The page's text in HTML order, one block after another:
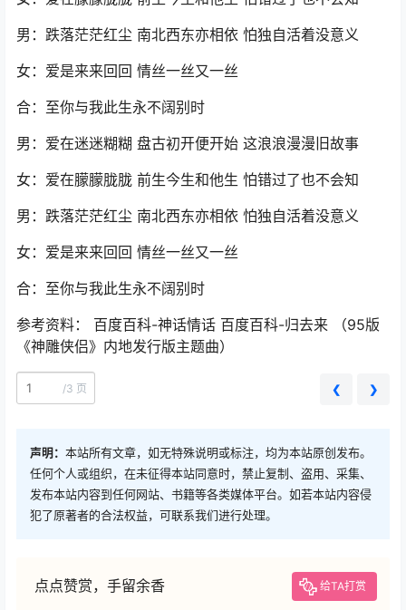
男：跌落茫茫红尘 南北西东亦相依 怕独自活着没意义
女：爱是来来回回 情丝一丝又一丝
合：至你与我此生永不阔别时
男：爱在迷迷糊糊 盘古初开便开始 这浪浪漫漫旧故事
女：爱在朦朦胧胧 前生今生和他生 怕错过了也不会知
男：跌落茫茫红尘 南北西东亦相依 怕独自活着没意义
女：爱是来来回回 情丝一丝又一丝
合：至你与我此生永不阔别时
参考资料： 百度百科-神话情话 百度百科-归去来 （95版
《神雕侠侣》内地发行版主题曲）
/3 页 ❮ ❯
声明： 本站所有文章，如无特殊说明或标注，均为本站原创发布。
任何个人或组织，在未征得本站同意时，禁止复制、盗用、采集、
发布本站内容到任何网站、书籍等各类媒体平台。如若本站内容侵
犯了原著者的合法权益，可联系我们进行处理。
点点赞赏，手留余香 给TA打赏